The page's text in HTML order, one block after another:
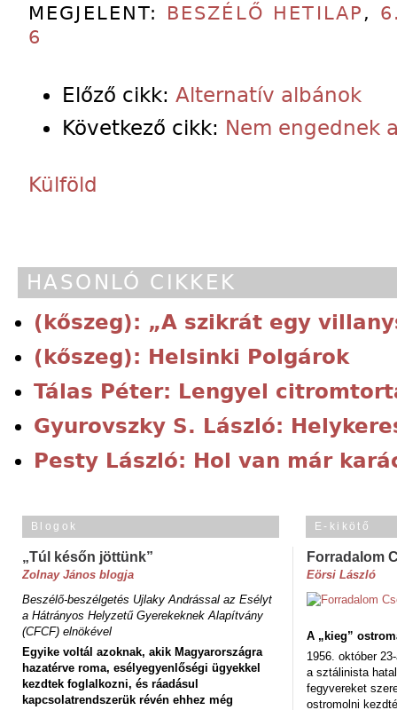
MEGJELENT: BESZÉLŐ HETILAP ,
6
Előző cikk: Alternatív albánok
Következő cikk: Nem engednek
Külföld
HASONLÓ CIKKEK
(kőszeg): „A szikrát egy
(kőszeg): Helsinki Polgárok
Tálas Péter: Lengyel
Gyurovszky S. László:
Pesty László: Hol van már
Blogok
„Túl későn jöttünk”
Zolnay János blogja
Beszélő-beszélgetés Ujlaky Andrással az Esélyt
a Hátrányos Helyzetű Gyerekeknek Alapítvány
(CFCF) elnökével
Egyike voltál azoknak, akik Magyarországra
hazatérve roma, esélyegyenlőségi ügyekkel
kezdtek foglalkozni, és ráadásul
kapcsolatrendszerük révén ehhez még
E-kikötő
Forradalom
Eörsi László
A „kieg”
1956. október
a sztálinista
fegyvereket
ostromolni